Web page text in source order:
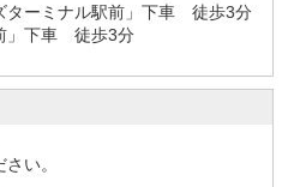
ターミナル駅前」下車 徒歩3分
」下車 徒歩3分
い。